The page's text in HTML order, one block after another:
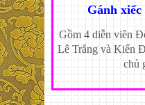
Gánh
Gồm 4 diễn viên
Lê Trắng và Kiến
chủ